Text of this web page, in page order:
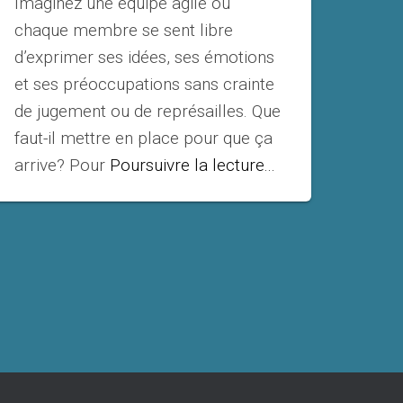
chaque membre se sent libre
d’exprimer ses idées, ses émotions
et ses préoccupations sans crainte
de jugement ou de représailles. Que
faut-il mettre en place pour que ça
arrive? Pour Poursuivre la lecture...